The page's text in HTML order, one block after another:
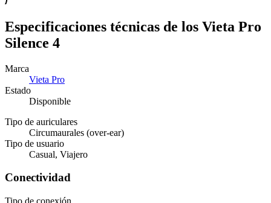
Especificaciones técnicas de los Vieta Pro
Silence 4
Marca
Vieta Pro
Estado
Disponible
Tipo de auriculares
Circumaurales (over-ear)
Tipo de usuario
Casual, Viajero
Conectividad
Tipo de conexión